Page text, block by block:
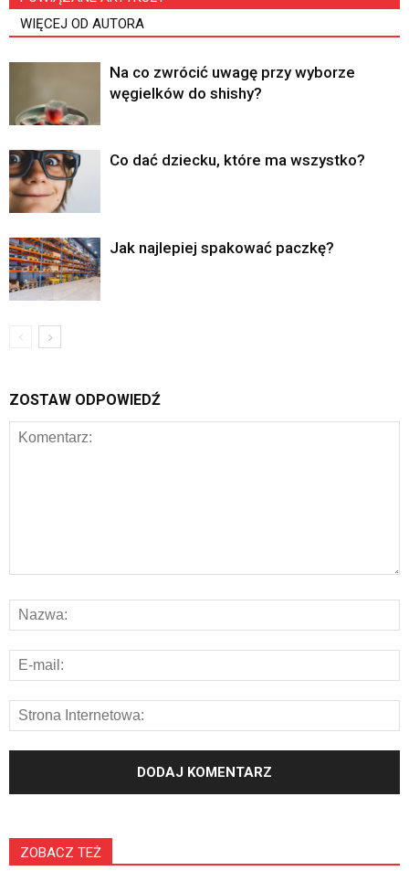
WIĘCEJ OD AUTORA
Na co zwrócić uwagę przy wyborze
węgielków do shishy?
Co dać dziecku, które ma wszystko?
Jak najlepiej spakować paczkę?
ZOSTAW ODPOWIEDŹ
ZOBACZ TEŻ